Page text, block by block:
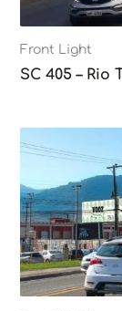
Front Light
SC 405 – Rio